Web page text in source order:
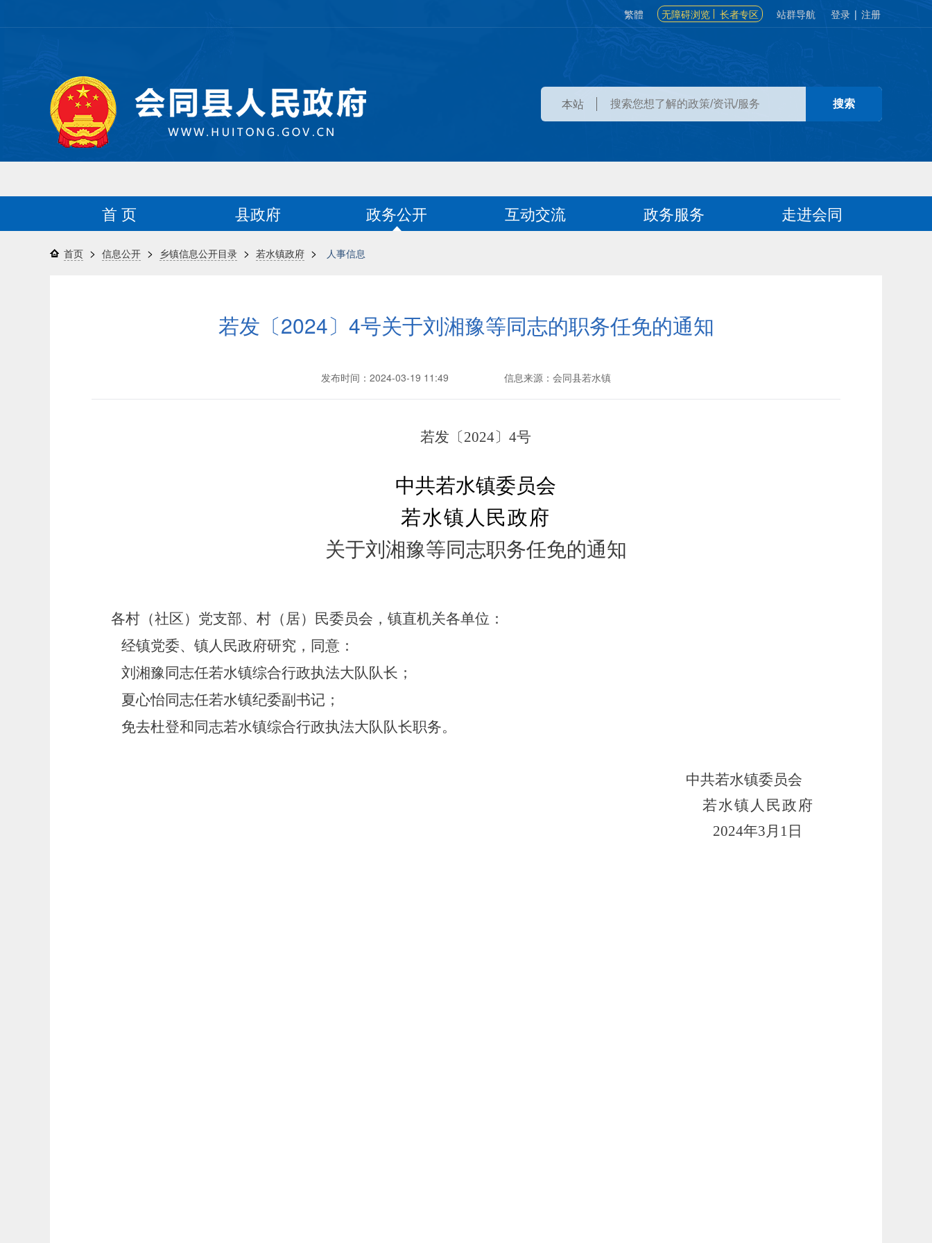
繁體 无障碍浏览 长者专区 站群导航 登录 | 注册
本站
首 页 县政府 政务公开 互动交流 政务服务 走进会同
首页 > 信息公开 > 乡镇信息公开目录 > 若水镇政府 > 人事信息
若发〔2024〕4号关于刘湘豫等同志的职务任免的通知
发布时间：2024-03-19 11:49 信息来源：会同县若水镇
若发〔2024〕 4号
中共若水镇委员会
若水镇人民政府
关于刘湘豫等同志职务任免的通知
各村（社区）党支部、村（居）民委员会，镇直机关各单位：
经镇党委、镇人民政府研究，同意：
刘湘豫同志任若水镇综合行政执法大队队长；
夏心怡同志任若水镇纪委副书记；
免去杜登和同志若水镇综合行政执法大队队长职务。
中共若水镇委员会
若水镇人民政府
2024年3月 1 日